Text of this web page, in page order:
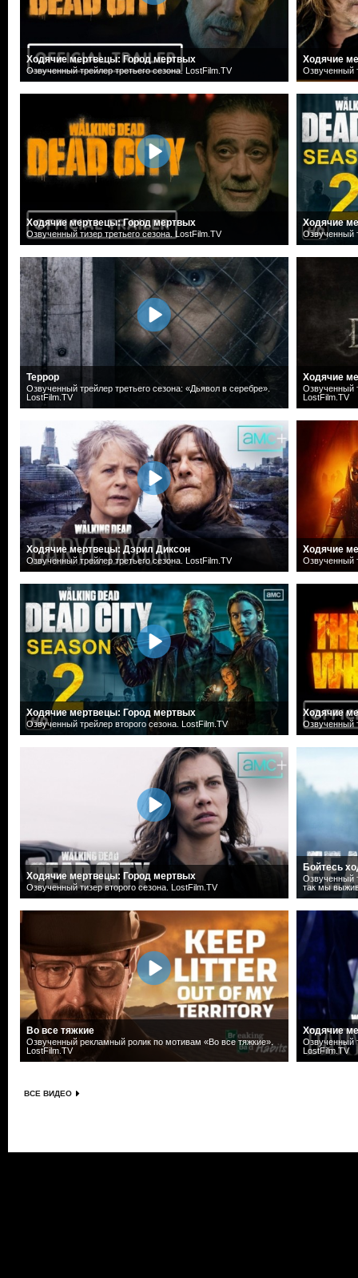
Ходячие мертвецы: Город мертвых
Озвученный трейлер третьего сезона. LostFilm.TV
Ходячие мертвецы: Город мертвых
Озвученный тизер третьего сезона. LostFilm.TV
Террор
Озвученный трейлер третьего сезона: «Дьявол в серебре».
LostFilm.TV
Ходячие мертвецы: Дэрил Диксон
Озвученный трейлер третьего сезона. LostFilm.TV
Ходячие мертвецы: Город мертвых
Озвученный трейлер второго сезона. LostFilm.TV
Ходячие мертвецы: Город мертвых
Озвученный тизер второго сезона. LostFilm.TV
Во все тяжкие
Озвученный рекламный ролик по мотивам «Во все тяжкие».
LostFilm.TV
Ходячие
Озвученный
Ходячие
Озвученный
Ходячие
Озвученный
LostFilm.TV
Ходячие
Озвученный
Ходячие
Озвученный
Бойтесь
Озвученный
так мы
Ходячие
Озвученный
LostFilm.TV
ВСЕ ВИДЕО